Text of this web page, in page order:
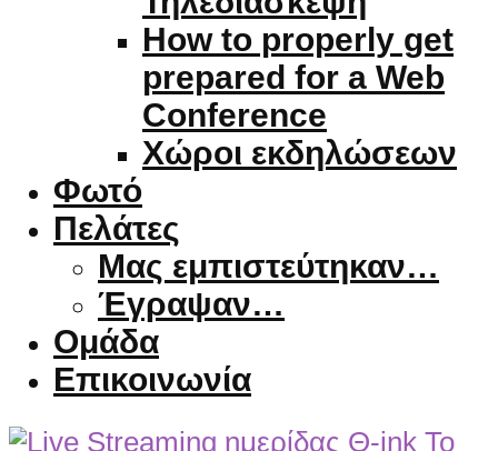
How to properly get
prepared for a Web
Conference
Χώροι εκδηλώσεων
Φωτό
Πελάτες
Μας εμπιστεύτηκαν…
Έγραψαν…
Ομάδα
Επικοινωνία